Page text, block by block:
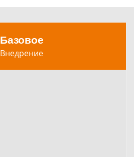
Базовое
Внедрение